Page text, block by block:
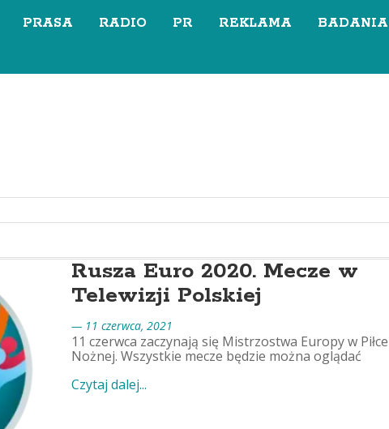
PRASA RADIO PR REKLAMA BADANIA
Rusza Euro 2020. Mecze w
Telewizji Polskiej
— 11 czerwca, 2021
11 czerwca zaczynają się Mistrzostwa Europy w Piłce
Nożnej. Wszystkie mecze będzie można oglądać
Czytaj dalej...